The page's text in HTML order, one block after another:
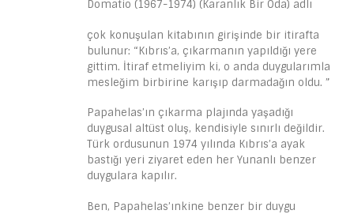
Domatio (1967-1974) (Karanlık Bir Oda) adlı
çok konuşulan kitabının girişinde bir itirafta
bulunur: “Kıbrıs’a, çıkarmanın yapıldığı yere
gittim. İtiraf etmeliyim ki, o anda duygularımla
mesleğim birbirine karışıp darmadağın oldu. ”
Papahelas’ın çıkarma plajında yaşadığı
duygusal altüst oluş, kendisiyle sınırlı değildir.
Türk ordusunun 1974 yılında Kıbrıs’a ayak
bastığı yeri ziyaret eden her Yunanlı benzer
duygulara kapılır.
Ben, Papahelas’ınkine benzer bir duygu